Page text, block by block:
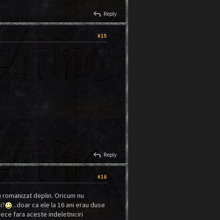
reply Reply
#15
reply Reply
#16
deplin. Oricum nu
...doar ca ele la 16 ani erau duse
fara aceste indeletniciri